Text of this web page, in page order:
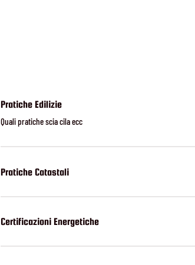
Pratiche Edilizie
Quali pratiche scia cila ecc
Pratiche Catastali
Certificazioni Energetiche